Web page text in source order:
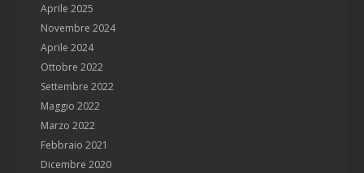
Aprile 2025
Novembre 2024
Aprile 2024
Ottobre 2022
Settembre 2022
Maggio 2022
Marzo 2022
Febbraio 2021
Dicembre 2020